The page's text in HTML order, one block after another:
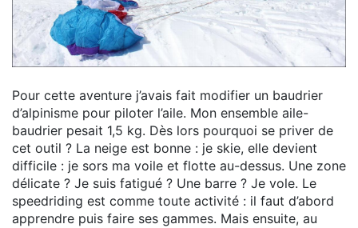
Pour cette aventure j’avais fait modifier un baudrier
d’alpinisme pour piloter l’aile. Mon ensemble aile-
baudrier pesait 1,5 kg. Dès lors pourquoi se priver de
cet outil ? La neige est bonne : je skie, elle devient
difficile : je sors ma voile et flotte au-dessus. Une zone
délicate ? Je suis fatigué ? Une barre ? Je vole. Le
speedriding est comme toute activité : il faut d’abord
apprendre puis faire ses gammes. Mais ensuite, au